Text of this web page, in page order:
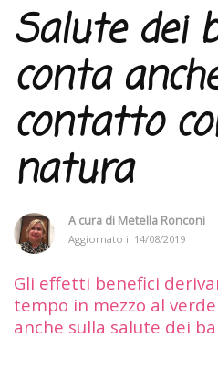
Salute dei
conta
contatto
natura
A cura di Metella Ronconi
Aggiornato il 14/08/2019
Gli effetti benefici
tempo in mezzo al
anche sulla salute dei